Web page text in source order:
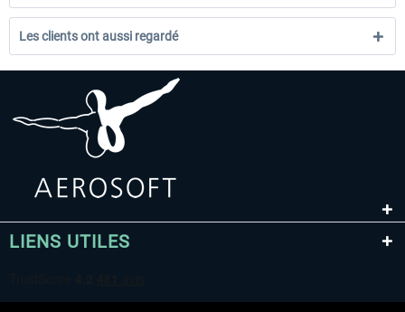
Les clients ont aussi regardé
LIENS UTILES